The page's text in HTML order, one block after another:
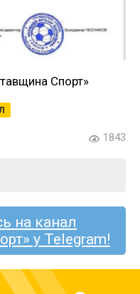
Спорт»
1843
на канал
у Telegram!